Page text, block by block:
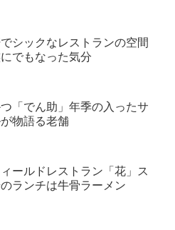
シックなレストランの空間
でもなった気分
「でん助」年季の入ったサ
物語る老舗
ールドレストラン「花」ス
ランチは牛骨ラーメン